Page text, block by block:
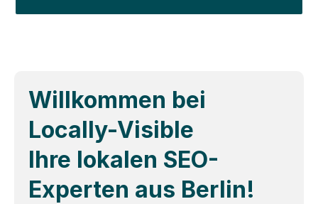
Willkommen bei
Locally-Visible
Ihre lokalen SEO-
Experten aus Berlin!